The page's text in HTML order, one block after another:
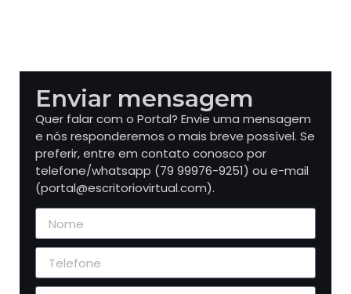
Enviar mensagem
Quer falar com o Portal? Envie uma mensagem
e nós responderemos o mais breve possível. Se
preferir, entre em contato conosco por
telefone/whatsapp (79 99976-9251) ou e-mail
(portal@escritoriovirtual.com).